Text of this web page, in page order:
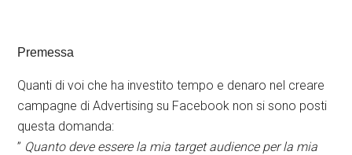
Premessa
Quanti di voi che ha investito tempo e denaro nel creare
campagne di Advertising su Facebook non si sono posti
questa domanda:
” Quanto deve essere la mia target audience per la mia